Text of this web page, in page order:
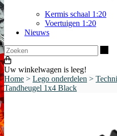
Kermis schaal 1:20
Voertuigen 1:20
Nieuws
Uw winkelwagen is leeg!
Home > Lego onderdelen >
Tandheugel 1x4 Black